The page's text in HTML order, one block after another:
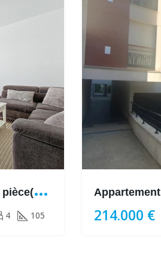
A
ppartement Asnieres Sur Seine 5 pièce(s) 105 m²
4 105 214.000 €